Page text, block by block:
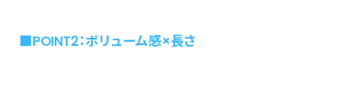
■POINT2：ボリューム感×長さ